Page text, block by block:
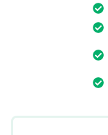
v
e
: